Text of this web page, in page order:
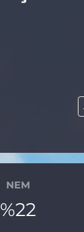
NEM
%22